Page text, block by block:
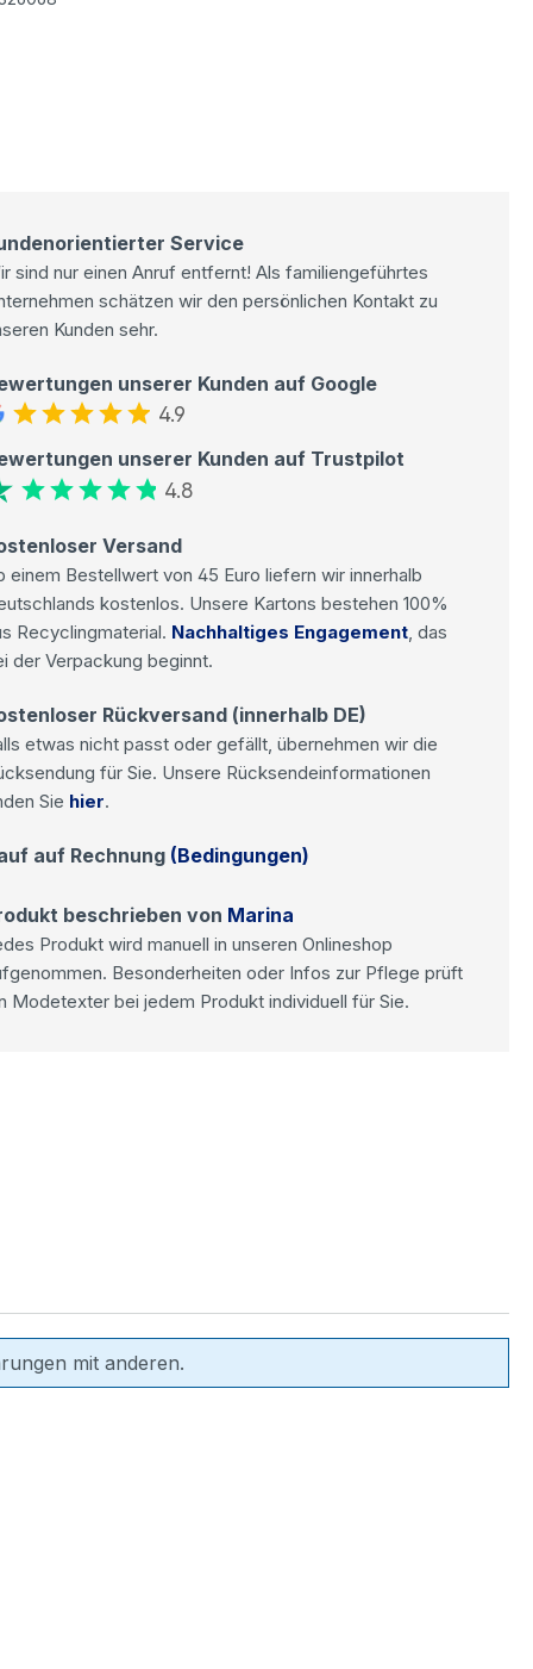
Service
sind nur einen Anruf entfernt! Als familiengeführtes
schätzen wir den persönlichen Kontakt zu
Kunden sehr.
unserer Kunden auf Google
4.9
unserer Kunden auf Trustpilot
4.8
Versand
einem Bestellwert von 45 Euro liefern wir innerhalb
kostenlos. Unsere Kartons bestehen 100%
Recyclingmaterial. Nachhaltiges Engagement, das
der Verpackung beginnt.
Rückversand (innerhalb DE)
etwas nicht passt oder gefällt, übernehmen wir die
für Sie. Unsere Rücksendeinformationen
Sie hier.
auf Rechnung (Bedingungen)
beschrieben von Marina
Produkt wird manuell in unseren Onlineshop
Besonderheiten oder Infos zur Pflege prüft
Modetexter bei jedem Produkt individuell für Sie.
mit anderen.